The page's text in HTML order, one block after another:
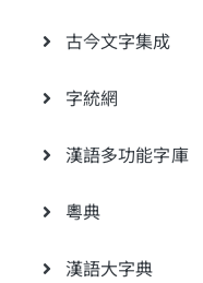
古今文字集成
字統網
漢語多功能字庫
粵典
漢語大字典